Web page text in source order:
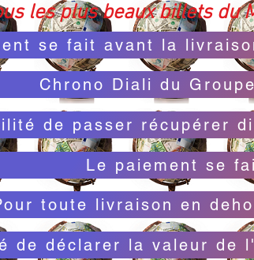
les plus beaux billets du
se fait avant la
Chrono Diali du
de passer récupérer
Le paiement se
toute livraison en